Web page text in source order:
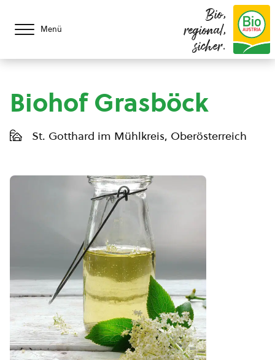
Menü
Bio,
regional,
sicher.
Biohof Grasböck
St. Gotthard im Mühlkreis, Oberösterreich